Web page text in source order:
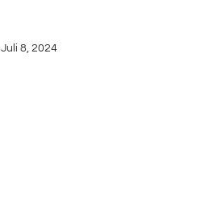
Juli 8, 2024